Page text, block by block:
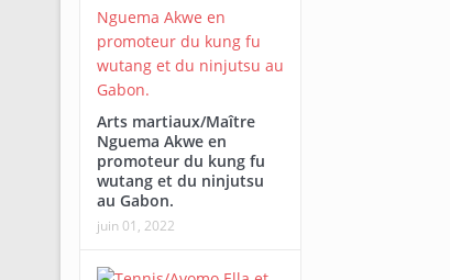
Arts martiaux/Maître
Nguema Akwe en
promoteur du kung fu
wutang et du ninjutsu
au Gabon.
juin 01, 2022